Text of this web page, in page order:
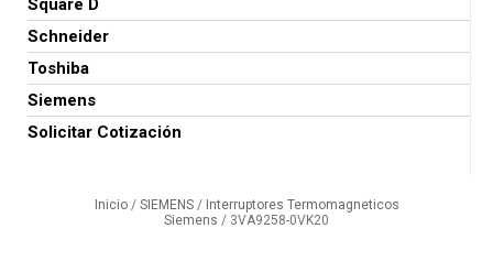
Square D
Schneider
Toshiba
Siemens
Solicitar Cotización
Inicio/ SIEMENS/ Interruptores Termomagneticos
Siemens / 3VA9258-0VK20